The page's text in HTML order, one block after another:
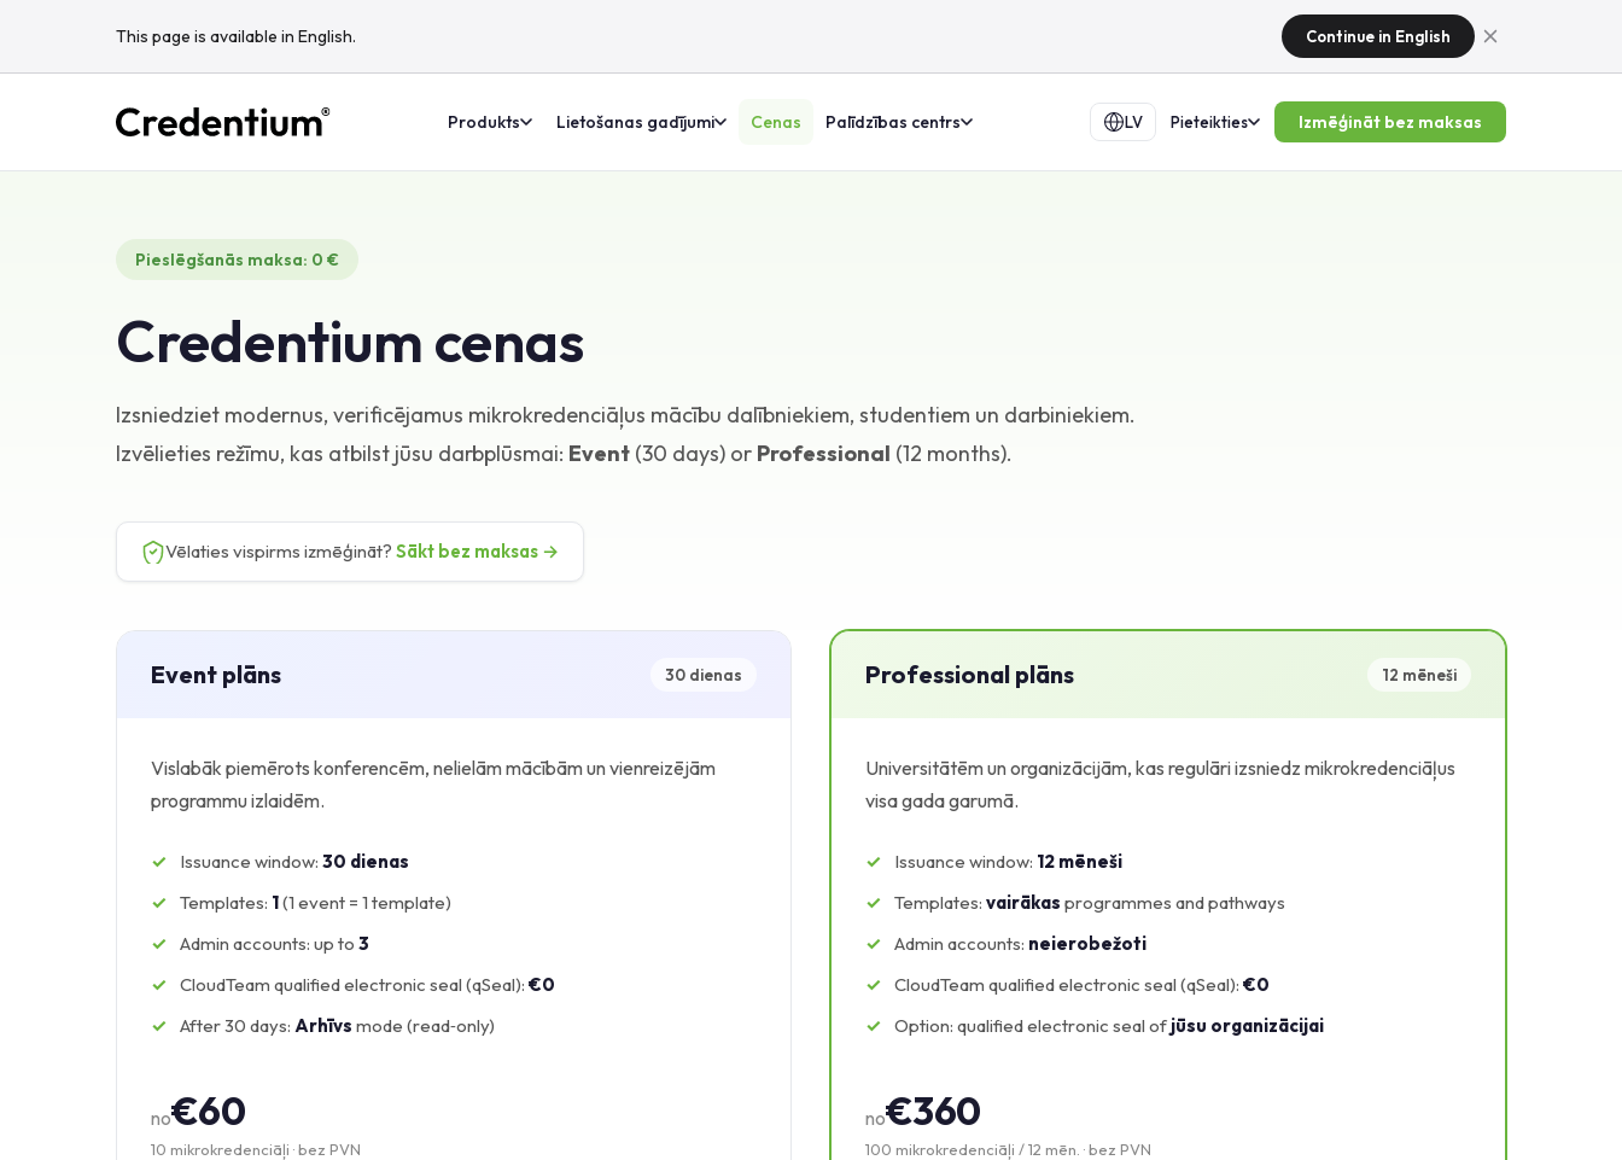
This page is available in English. Continue in English
Produkts Lietošanas gadījumi Cenas Palīdzības centrs LV Pieteikties Izmēģināt bez maksas
Pieslēgšanās maksa: 0 €
Credentium cenas
Izsniedziet modernus, verificējamus mikrokredenciāļus mācību dalībniekiem, studentiem un darbiniekiem.
Izvēlieties režīmu, kas atbilst jūsu darbplūsmai: Event (30 days) or Professional (12 months).
Vēlaties vispirms izmēģināt? Sākt bez maksas →
Event plāns 30 dienas
Vislabāk piemērots konferencēm, nelielām mācībām un vienreizējām
programmu izlaidēm.
Issuance window: 30 dienas
Templates: 1(1 event = 1 template)
Admin accounts: up to 3
CloudTeam qualified electronic seal (qSeal): €0
After 30 days: Arhīvs mode (read‑only)
no€60
10 mikrokredenciāļi · bez PVN
Professional plāns 12 mēneši
Universitātēm un organizācijām, kas regulāri izsniedz mikrokredenciāļus
visa gada garumā.
Issuance window: 12 mēneši
Templates: vairākas programmes and pathways
Admin accounts: neierobežoti
CloudTeam qualified electronic seal (qSeal): €0
Option: qualified electronic seal of jūsu organizācijai
no€360
100 mikrokredenciāļi / 12 mēn. · bez PVN